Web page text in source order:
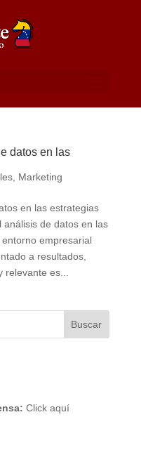
datos en las
, Marketing
en las estrategias
de datos en las
empresarial
a resultados,
es...
Click aquí